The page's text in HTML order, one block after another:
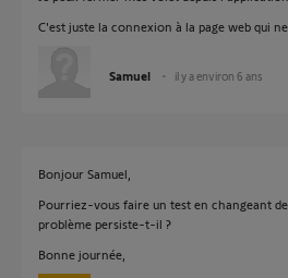
C'est juste la connexion à la page web qui
Samuel il y a environ 6 ans
Bonjour Samuel,
Pourriez-vous faire un test en changeant
problème persiste-t-il ?
Bonne journée,